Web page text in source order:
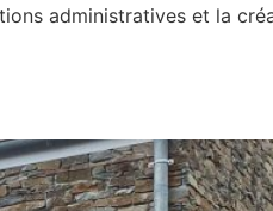
administratives et la